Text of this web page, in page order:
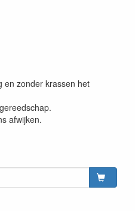
en zonder krassen het
afwijken.